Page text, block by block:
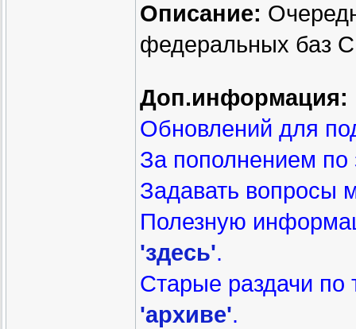
Описание:
федеральных баз
Доп.информация:
Обновлений для
За пополнением
Задавать вопросы
Полезную
'здесь'.
Старые раздачи по
'архиве'.